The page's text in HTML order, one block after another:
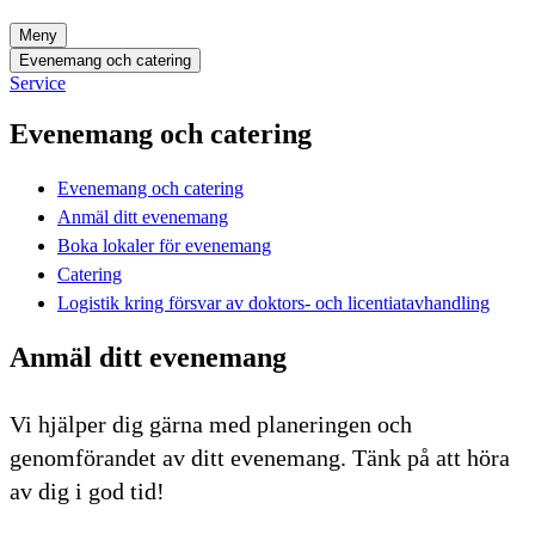
Meny
Evenemang och catering
Service
Evenemang och catering
Evenemang och catering
Anmäl ditt evenemang
Boka lokaler för evenemang
Catering
Logistik kring försvar av doktors- och licentiatavhandling
Anmäl ditt evenemang
Vi hjälper dig gärna med planeringen och
genomförandet av ditt evenemang. Tänk på att höra
av dig i god tid!